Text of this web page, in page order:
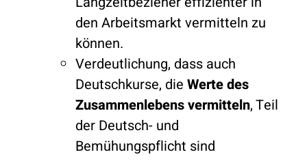
den Arbeitsmarkt vermitteln zu
können.
Verdeutlichung, dass auch
Deutschkurse, die Werte des
Zusammenlebens vermitteln, Teil
der Deutsch- und
Bemühungspflicht sind